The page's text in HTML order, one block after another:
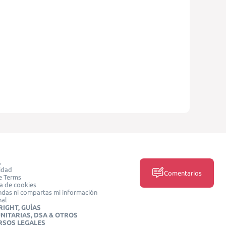
Terms
de cookies
ni compartas mi información
GUÍAS
DSA & OTROS
LEGALES
Comentarios